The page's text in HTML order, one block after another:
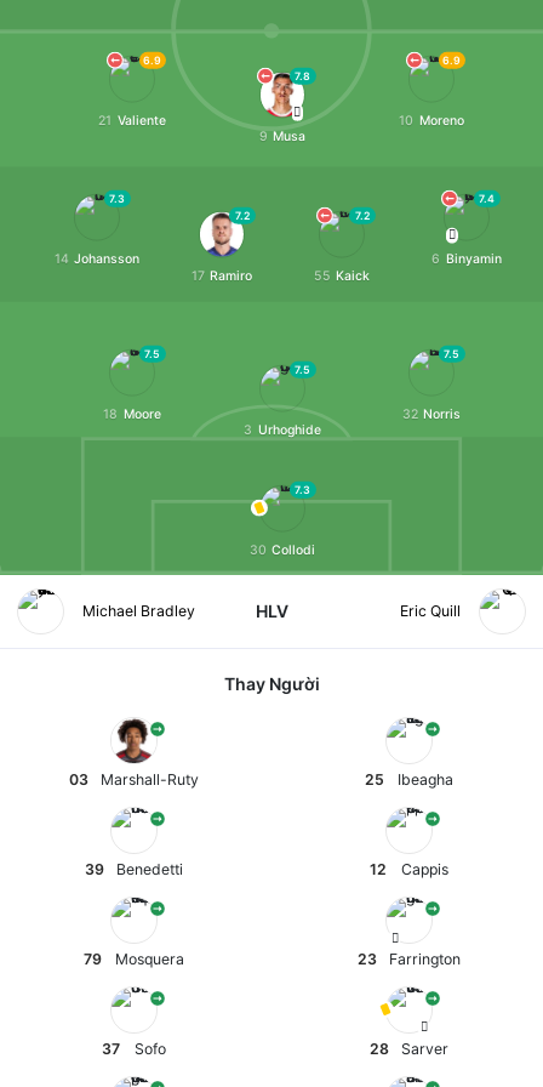
7.3
30 Collodi
7.5
3 Urhoghide
7.5
32 Norris
7.5
18 Moore
7.2
55 Kaick
7.2
17 Ramiro
7.4
6 Binyamin
7.3
14 Johansson
6.9
10 Moreno
7.8
9 Musa
6.9
21 Valiente
Michael Bradley HLV Eric Quill
Thay Người
03 Marshall-Ruty
39 Benedetti
79 Mosquera
37 Sofo
25 Ibeagha
12 Cappis
23 Farrington
28 Sarver